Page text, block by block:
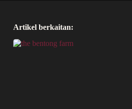
Artikel berkaitan: